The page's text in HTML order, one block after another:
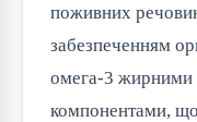
поживних
забезпеченням
омега-3 жирними
компонентами,